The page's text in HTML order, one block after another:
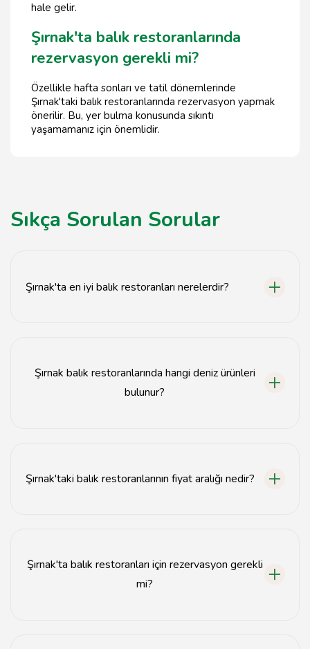
hale gelir.
Şırnak'ta balık restoranlarında
rezervasyon gerekli mi?
Özellikle hafta sonları ve tatil dönemlerinde
Şırnak'taki balık restoranlarında rezervasyon yapmak
önerilir. Bu, yer bulma konusunda sıkıntı
yaşamamanız için önemlidir.
Sıkça Sorulan Sorular
Şırnak'ta en iyi balık restoranları nerelerdir?
Şırnak balık restoranlarında hangi deniz ürünleri
bulunur?
Şırnak'taki balık restoranlarının fiyat aralığı nedir?
Şırnak'ta balık restoranları için rezervasyon gerekli
mi?